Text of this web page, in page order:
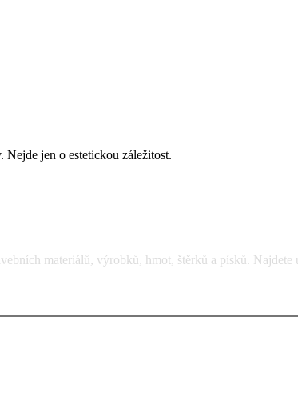
Nejde jen o estetickou záležitost.
materiálů, výrobků, hmot, štěrků a písků.